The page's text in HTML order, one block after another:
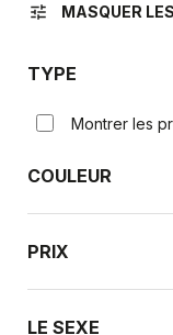
tune MASQUER
TYPE
Montrer les
COULEUR
PRIX
LE SEXE